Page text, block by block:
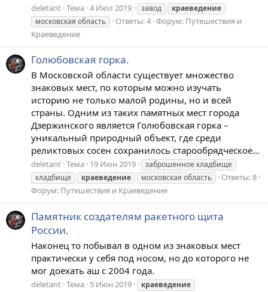
deletant Тема 4 Июл 2019 завод
краеведение
московская область
Ответы: 4 Форум: Путешествия и
Краеведение
Голюбовская горка.
В Московской области существует множество
знаковых мест, по которым можно изучать
историю не только малой родины, но и всей
страны. Одним из таких памятных мест города
Дзержинского является Голюбовская горка –
уникальный природный объект, где среди
реликтовых сосен сохранилось старообрядческое...
deletant Тема 19 Июн 2019
заброшенное кладбище
кладбище
краеведение московская область
Ответы: 8
Форум: Путешествия и Краеведение
Памятник создателям ракетного щита
России.
Наконец то побывал в одном из знаковых мест
практически у себя под носом, но до которого не
мог доехать аш с 2004 года.
deletant Тема 5 Июн 2019
краеведение